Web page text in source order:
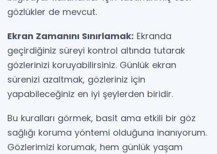
gözlükler de mevcut.
Ekran Zamanını Sınırlamak: Ekranda
geçirdiğiniz süreyi kontrol altında tutarak
gözlerinizi koruyabilirsiniz. Günlük ekran
sürenizi azaltmak, gözleriniz için
yapabileceğiniz en iyi şeylerden biridir.
Bu kuralları görmek, basit ama etkili bir göz
sağlığı koruma yöntemi olduğuna inanıyorum.
Gözlerimizi korumak, hem günlük yaşam